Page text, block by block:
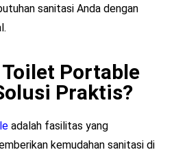
sanitasi Anda dengan
Portable
Praktis?
adalah fasilitas yang
kemudahan sanitasi di